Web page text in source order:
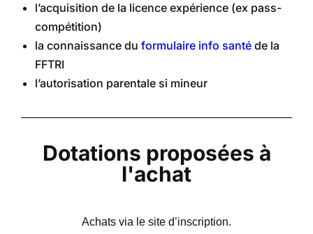
l’acquisition de la licence expérience (ex pass-
compétition)
la connaissance du formulaire info santé de la
FFTRI
l’autorisation parentale si mineur
Dotations proposées à
l'achat
Achats via le site d’inscription.